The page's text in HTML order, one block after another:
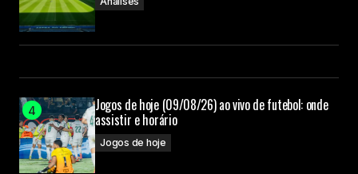
Jogos de hoje (09/08/26) ao vivo de futebol: onde
assistir e horário
Jogos de hoje